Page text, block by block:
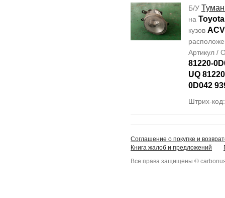
Б/У
на
кузов
Артикул /
81220-
UQ
0D042
Штрих-
Соглашение о покупке и
Книга жалоб и предложений
Все права защищены ©